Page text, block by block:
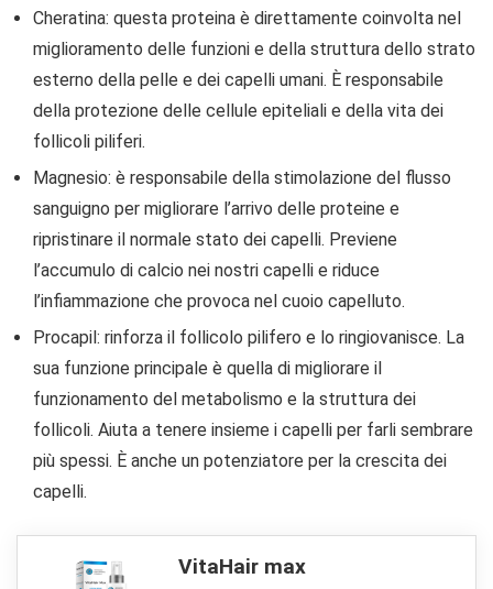
Cheratina: questa proteina è direttamente coinvolta nel
miglioramento delle funzioni e della struttura dello strato
esterno della pelle e dei capelli umani. È responsabile
della protezione delle cellule epiteliali e della vita dei
follicoli piliferi.
Magnesio: è responsabile della stimolazione del flusso
sanguigno per migliorare l’arrivo delle proteine ​​e
ripristinare il normale stato dei capelli. Previene
l’accumulo di calcio nei nostri capelli e riduce
l’infiammazione che provoca nel cuoio capelluto.
Procapil: rinforza il follicolo pilifero e lo ringiovanisce. La
sua funzione principale è quella di migliorare il
funzionamento del metabolismo e la struttura dei
follicoli. Aiuta a tenere insieme i capelli per farli sembrare
più spessi. È anche un potenziatore per la crescita dei
capelli.
VitaHair max